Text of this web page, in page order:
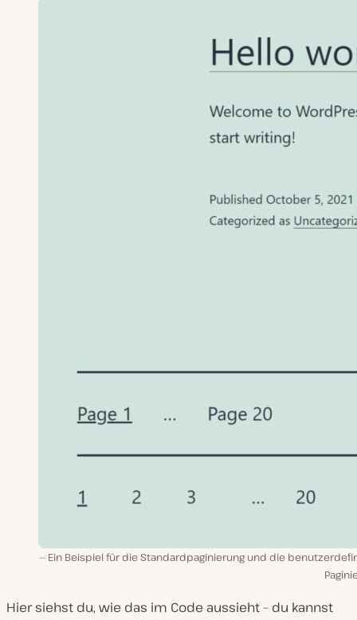
Ein Beispiel für die Standardpaginierung und die
Hier siehst du, wie das im Code aussieht – du kannst